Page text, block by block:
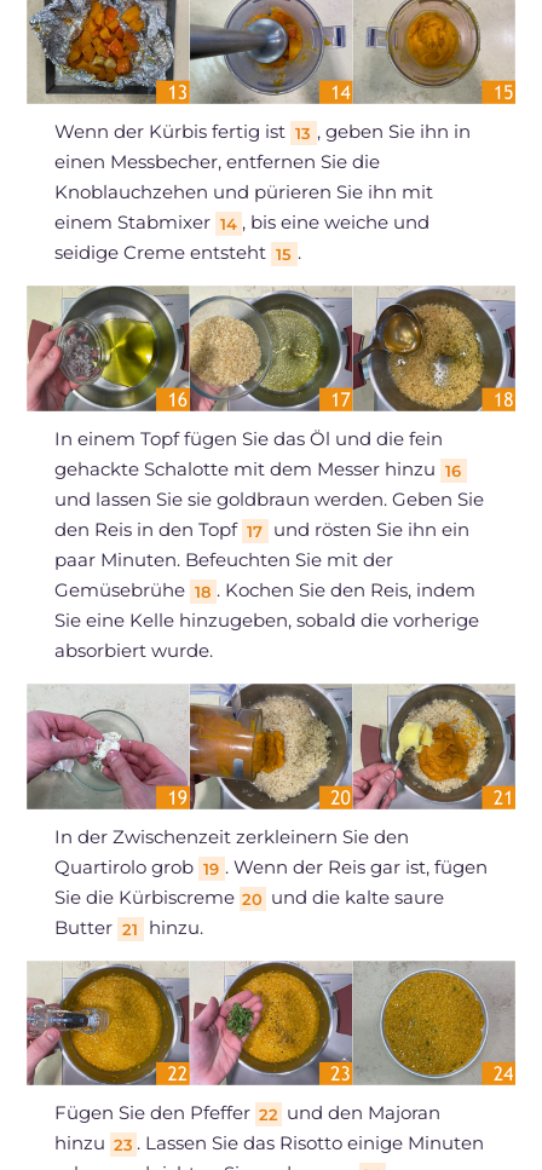
Wenn der Kürbis fertig ist 13 , geben Sie ihn in
einen Messbecher, entfernen Sie die
Knoblauchzehen und pürieren Sie ihn mit
einem Stabmixer 14 , bis eine weiche und
seidige Creme entsteht 15 .
In einem Topf fügen Sie das Öl und die fein
gehackte Schalotte mit dem Messer hinzu 16
und lassen Sie sie goldbraun werden. Geben Sie
den Reis in den Topf 17
und rösten Sie ihn ein
paar Minuten. Befeuchten Sie mit der
Gemüsebrühe 18 . Kochen Sie den Reis, indem
Sie eine Kelle hinzugeben, sobald die vorherige
absorbiert wurde.
In der Zwischenzeit zerkleinern Sie den
Quartirolo grob 19 . Wenn der Reis gar ist, fügen
Sie die Kürbiscreme 20 und die kalte saure
Butter 21 hinzu.
Fügen Sie den Pfeffer 22 und den Majoran
hinzu 23 . Lassen Sie das Risotto einige Minuten